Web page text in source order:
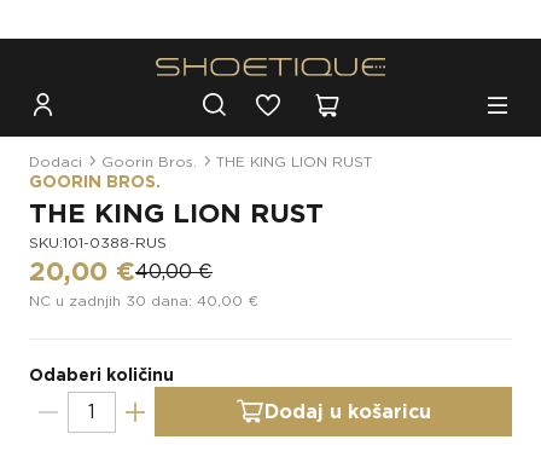
Dodaci Goorin Bros. THE KING LION RUST
GOORIN BROS.
THE KING LION RUST
SKU:101-0388-RUS
20,00 €40,00 €
NC u zadnjih 30 dana: 40,00 €
Odaberi količinu
Dodaj u košaricu